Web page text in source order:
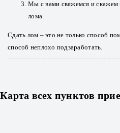
Мы с вами свяжемся и скажем
лома.
Сдать лом – это не только способ
способ неплохо подзаработать.
Карта всех пунктов